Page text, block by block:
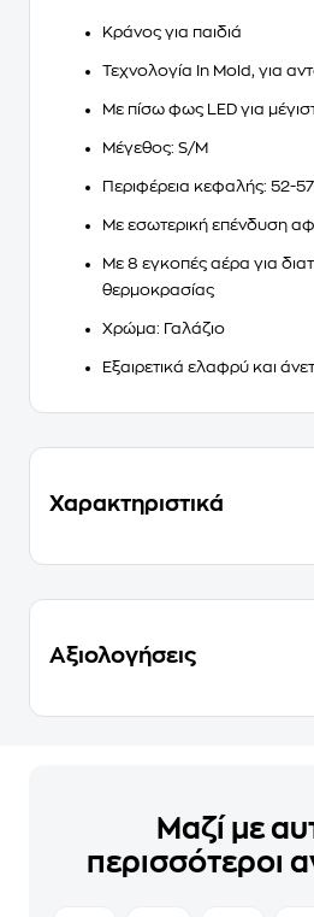
Κράνος για παιδιά
Τεχνολογία In Mold, για
Με πίσω φως LED για
Μέγεθος: S/M
Περιφέρεια κεφαλής: 52-
Με εσωτερική επένδυση
Με 8 εγκοπές αέρα για
θερμοκρασίας
Χρώμα: Γαλάζιο
Εξαιρετικά ελαφρύ και
Χαρακτηριστικά
Αξιολογήσεις
Μαζί με
περισσότεροι